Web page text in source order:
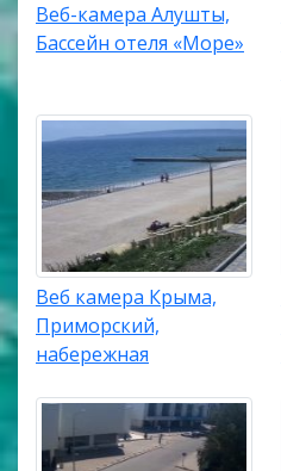
Веб-камера Алушты,
Бассейн отеля «Море»
Веб камера Крыма,
Приморский,
набережная